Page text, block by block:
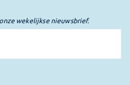
wekelijkse nieuwsbrief.